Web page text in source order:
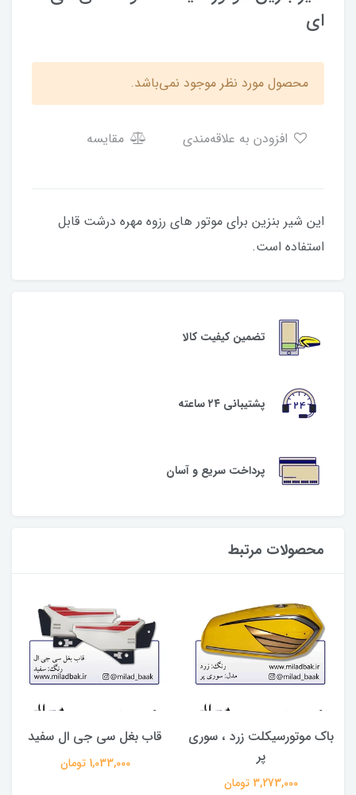
ای
محصول مورد نظر موجود نمی‌باشد.
مقایسه
این شیر بنزین برای موتور های رزوه مهره درشت قابل
استفاده است.
تضمین کیفیت کالا
پشتیبانی ۲۴ ساعته
پرداخت سریع و آسان
محصولات مرتبط
باک موتورسیکلت زرد ، سوری
پر
3,273,000 تومان
قاب بغل سی جی ال سفید
1,033,000 تومان